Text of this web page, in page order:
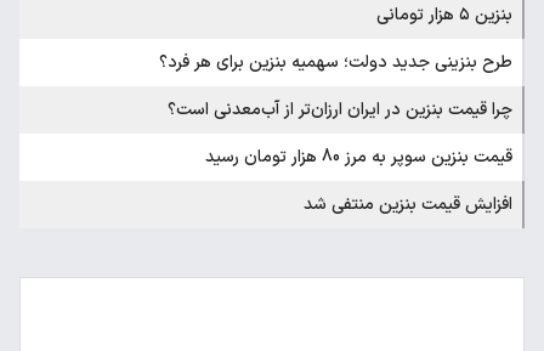
بنزین ۵ هزار تومانی
طرح بنزینی جدید دولت؛ سهمیه بنزین برای هر فرد؟
چرا قیمت بنزین در ایران ارزان‌تر از آب‌معدنی است؟
قیمت بنزین سوپر به مرز 80 هزار تومان رسید
افزایش قیمت بنزین منتفی شد